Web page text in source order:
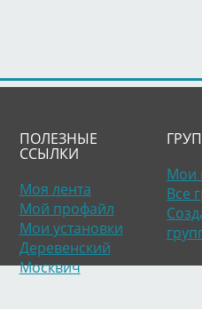
ПОЛЕЗНЫЕ
ССЫЛКИ
Моя лента
Мой профайл
Мои установки
Деревенский
Москвич
Мои
Все